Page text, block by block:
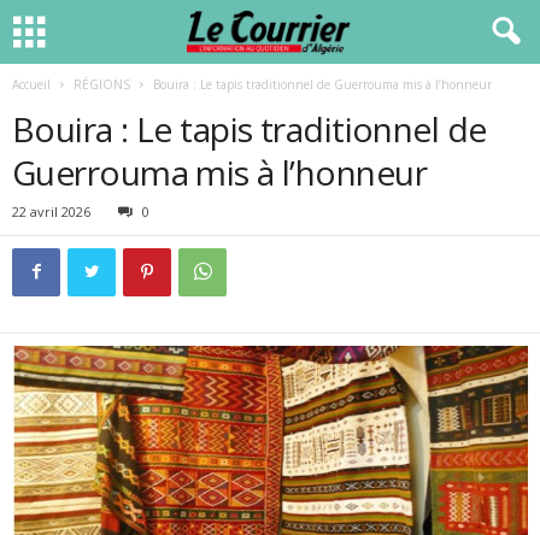
Accueil RÉGIONS Bouira : Le tapis traditionnel de Guerrouma mis à l’honneur
Bouira : Le tapis traditionnel de
Guerrouma mis à l’honneur
22 avril 2026 0